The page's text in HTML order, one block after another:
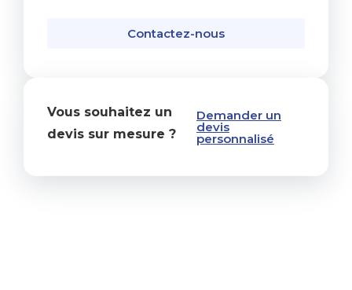
Contactez-nous
Vous souhaitez un
devis sur mesure ?
Demander un
devis
personnalisé